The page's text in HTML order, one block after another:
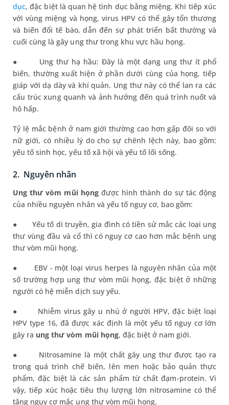
dục, đặc biệt là quan hệ tình dục bằng miệng. Khi tiếp xúc
với vùng miệng và họng, virus HPV có thể gây tổn thương
và biến đổi tế bào, dẫn đến sự phát triển bất thường và
cuối cùng là gây ung thư trong khu vực hầu họng.
●
Ung thư hạ hầu: Đây là một dạng ung thư ít phổ
biến, thường xuất hiện ở phần dưới cùng của họng, tiếp
giáp với dạ dày và khí quản. Ung thư này có thể lan ra các
cấu trúc xung quanh và ảnh hưởng đến quá trình nuốt và
hô hấp.
Tỷ lệ mắc bệnh ở nam giới thường cao hơn gấp đôi so với
nữ giới, có nhiều lý do cho sự chênh lệch này, bao gồm:
yếu tố sinh học, yếu tố xã hội và yếu tố lối sống.
2. Nguyên nhân
Ung thư vòm mũi họng được hình thành do sự tác động
của nhiều nguyên nhân và yếu tố nguy cơ, bao gồm:
●
Yếu tố di truyền, gia đình có tiền sử mắc các loại ung
thư vùng đầu và cổ thì có nguy cơ cao hơn mắc bệnh ung
thư vòm mũi họng.
●
EBV - một loại virus herpes là nguyên nhân của một
số trường hợp ung thư vòm mũi họng, đặc biệt ở những
người có hệ miễn dịch suy yếu.
●
Nhiễm virus gây u nhú ở người HPV, đặc biệt loại
HPV type 16, đã được xác định là một yếu tố nguy cơ lớn
gây ra ung thư vòm mũi họng, đặc biệt ở nam giới.
●
Nitrosamine là một chất gây ung thư được tạo ra
trong quá trình chế biến, lên men hoặc bảo quản thực
phẩm, đặc biệt là các sản phẩm từ chất đạm-protein. Vì
vậy, tiếp xúc hoặc tiêu thụ lượng lớn nitrosamine có thể
tăng nguy cơ mắc ung thư vòm mũi họng.